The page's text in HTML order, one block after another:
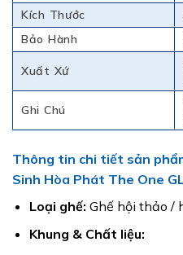
Kích Thước
Bảo Hành
Xuất Xứ
Ghi Chú
Thông tin chi tiết sản
Sinh Hòa Phát The One
Loại ghế: Ghế hội thảo /
Khung & Chất liệu: